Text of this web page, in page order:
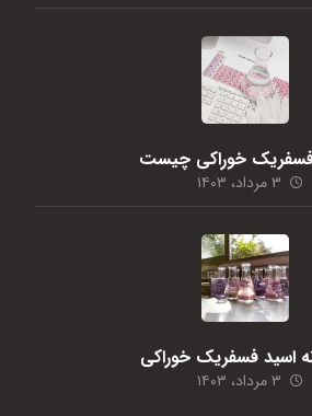
خوراکی چیست
۳ مرداد، ۱۴۰۳
اسید فسفریک خوراکی
۳ مرداد، ۱۴۰۳